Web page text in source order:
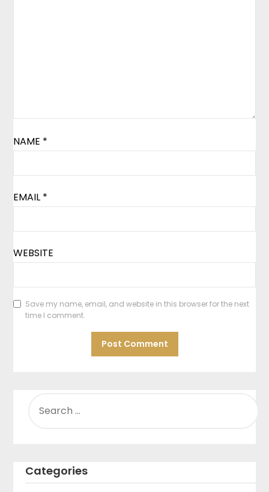
NAME *
EMAIL *
WEBSITE
Save my name, email, and website in this browser for the next
time I comment.
FOR:
Categories